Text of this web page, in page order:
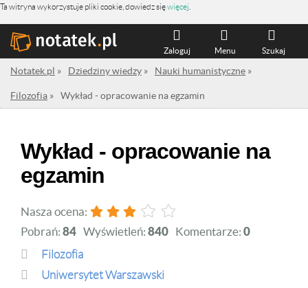
Ta witryna wykorzystuje pliki cookie, dowiedz sięwięcej
Szukaj
Menu
Zaloguj
Notatek.pl » Dziedziny wiedzy » Nauki humanistyczne »
Filozofia » Wykład - opracowanie na egzamin
Wykład - opracowanie na
egzamin
Nasza ocena:
Pobrań: 84 Wyświetleń: 840 Komentarze: 0
Filozofia
Uniwersytet Warszawski